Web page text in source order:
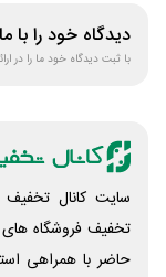
دیدگاه خود را با
با ثبت دیدگاه خود ما را در
سایت کانال
تخفیف فروشگاه
حاضر با همراهی